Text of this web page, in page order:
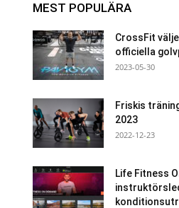
MEST POPULÄRA
CrossFit
officiella
2023-05-30
Friskis
2023
2022-12-23
Life Fitness